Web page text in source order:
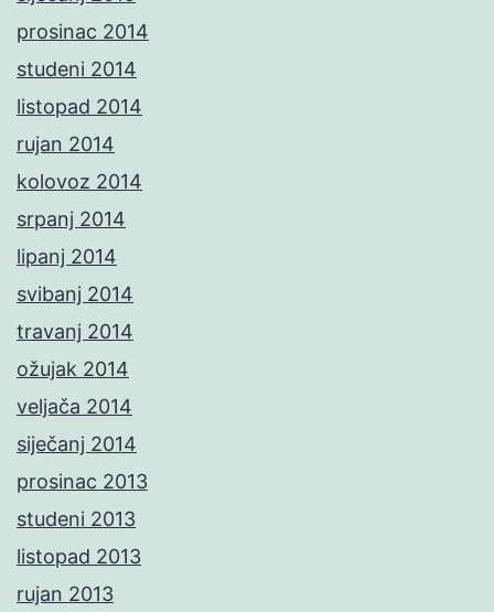
prosinac 2014
studeni 2014
listopad 2014
rujan 2014
kolovoz 2014
srpanj 2014
lipanj 2014
svibanj 2014
travanj 2014
ožujak 2014
veljača 2014
siječanj 2014
prosinac 2013
studeni 2013
listopad 2013
rujan 2013